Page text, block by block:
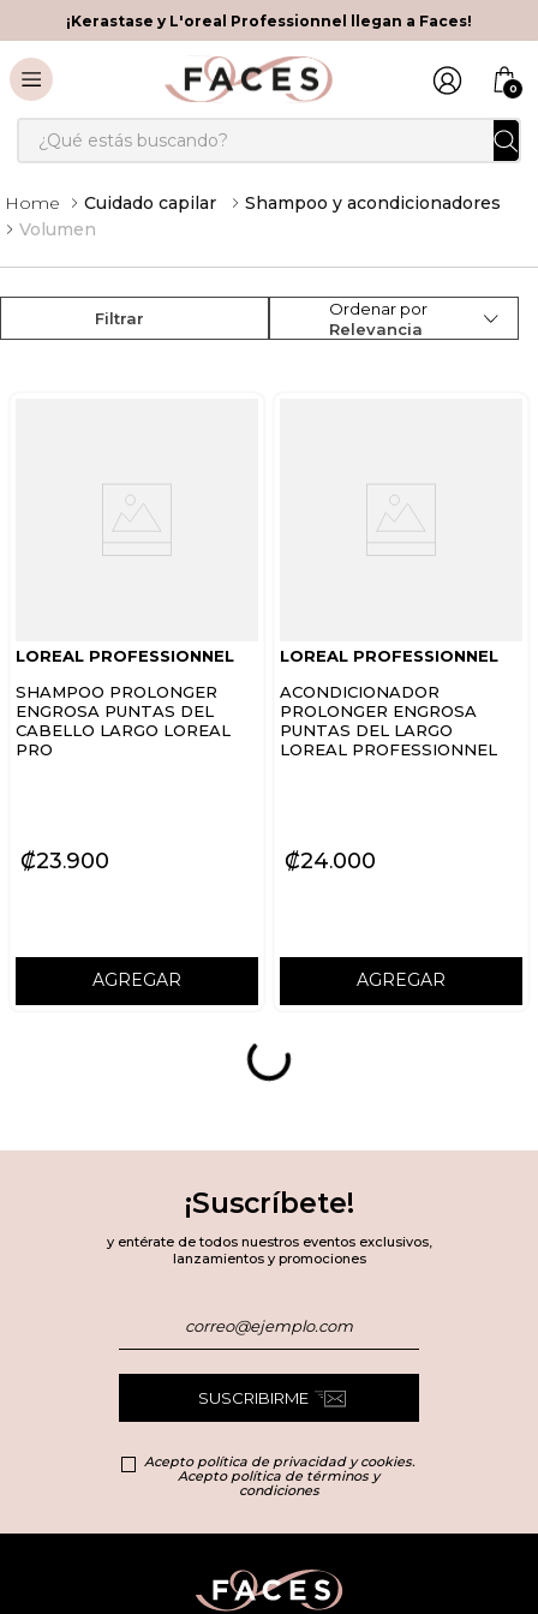
¡Kerastase y L'oreal Professionnel llegan a Faces!
0
¿Qué estás buscando?
Cuidado capilar
Shampoo y acondicionadores
Volumen
Filtrar
Ordenar por
Relevancia
LOREAL PROFESSIONNEL
SHAMPOO PROLONGER
ENGROSA PUNTAS DEL
CABELLO LARGO LOREAL
PRO
₡23 900
AGREGAR
LOREAL PROFESSIONNEL
ACONDICIONADOR
PROLONGER ENGROSA
PUNTAS DEL LARGO
LOREAL PROFESSIONNEL
₡24 000
AGREGAR
¡Suscríbete!
y entérate de todos nuestros eventos exclusivos,
lanzamientos y promociones
SUSCRIBIRME
Acepto política de privacidad y cookies.
Acepto política de términos y
condiciones